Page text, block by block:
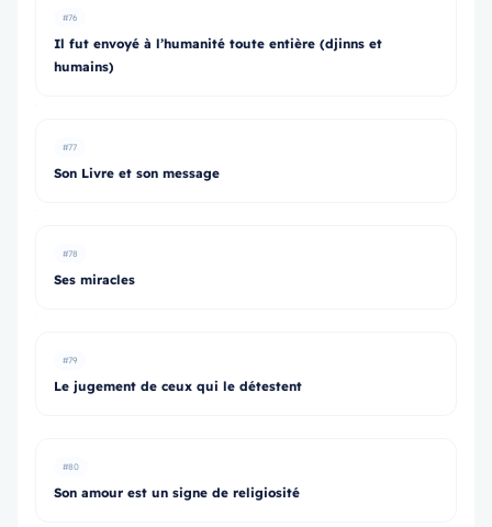
#76
Il fut envoyé à l’humanité toute entière (djinns et
humains)
#77
Son Livre et son message
#78
Ses miracles
#79
Le jugement de ceux qui le détestent
#80
Son amour est un signe de religiosité